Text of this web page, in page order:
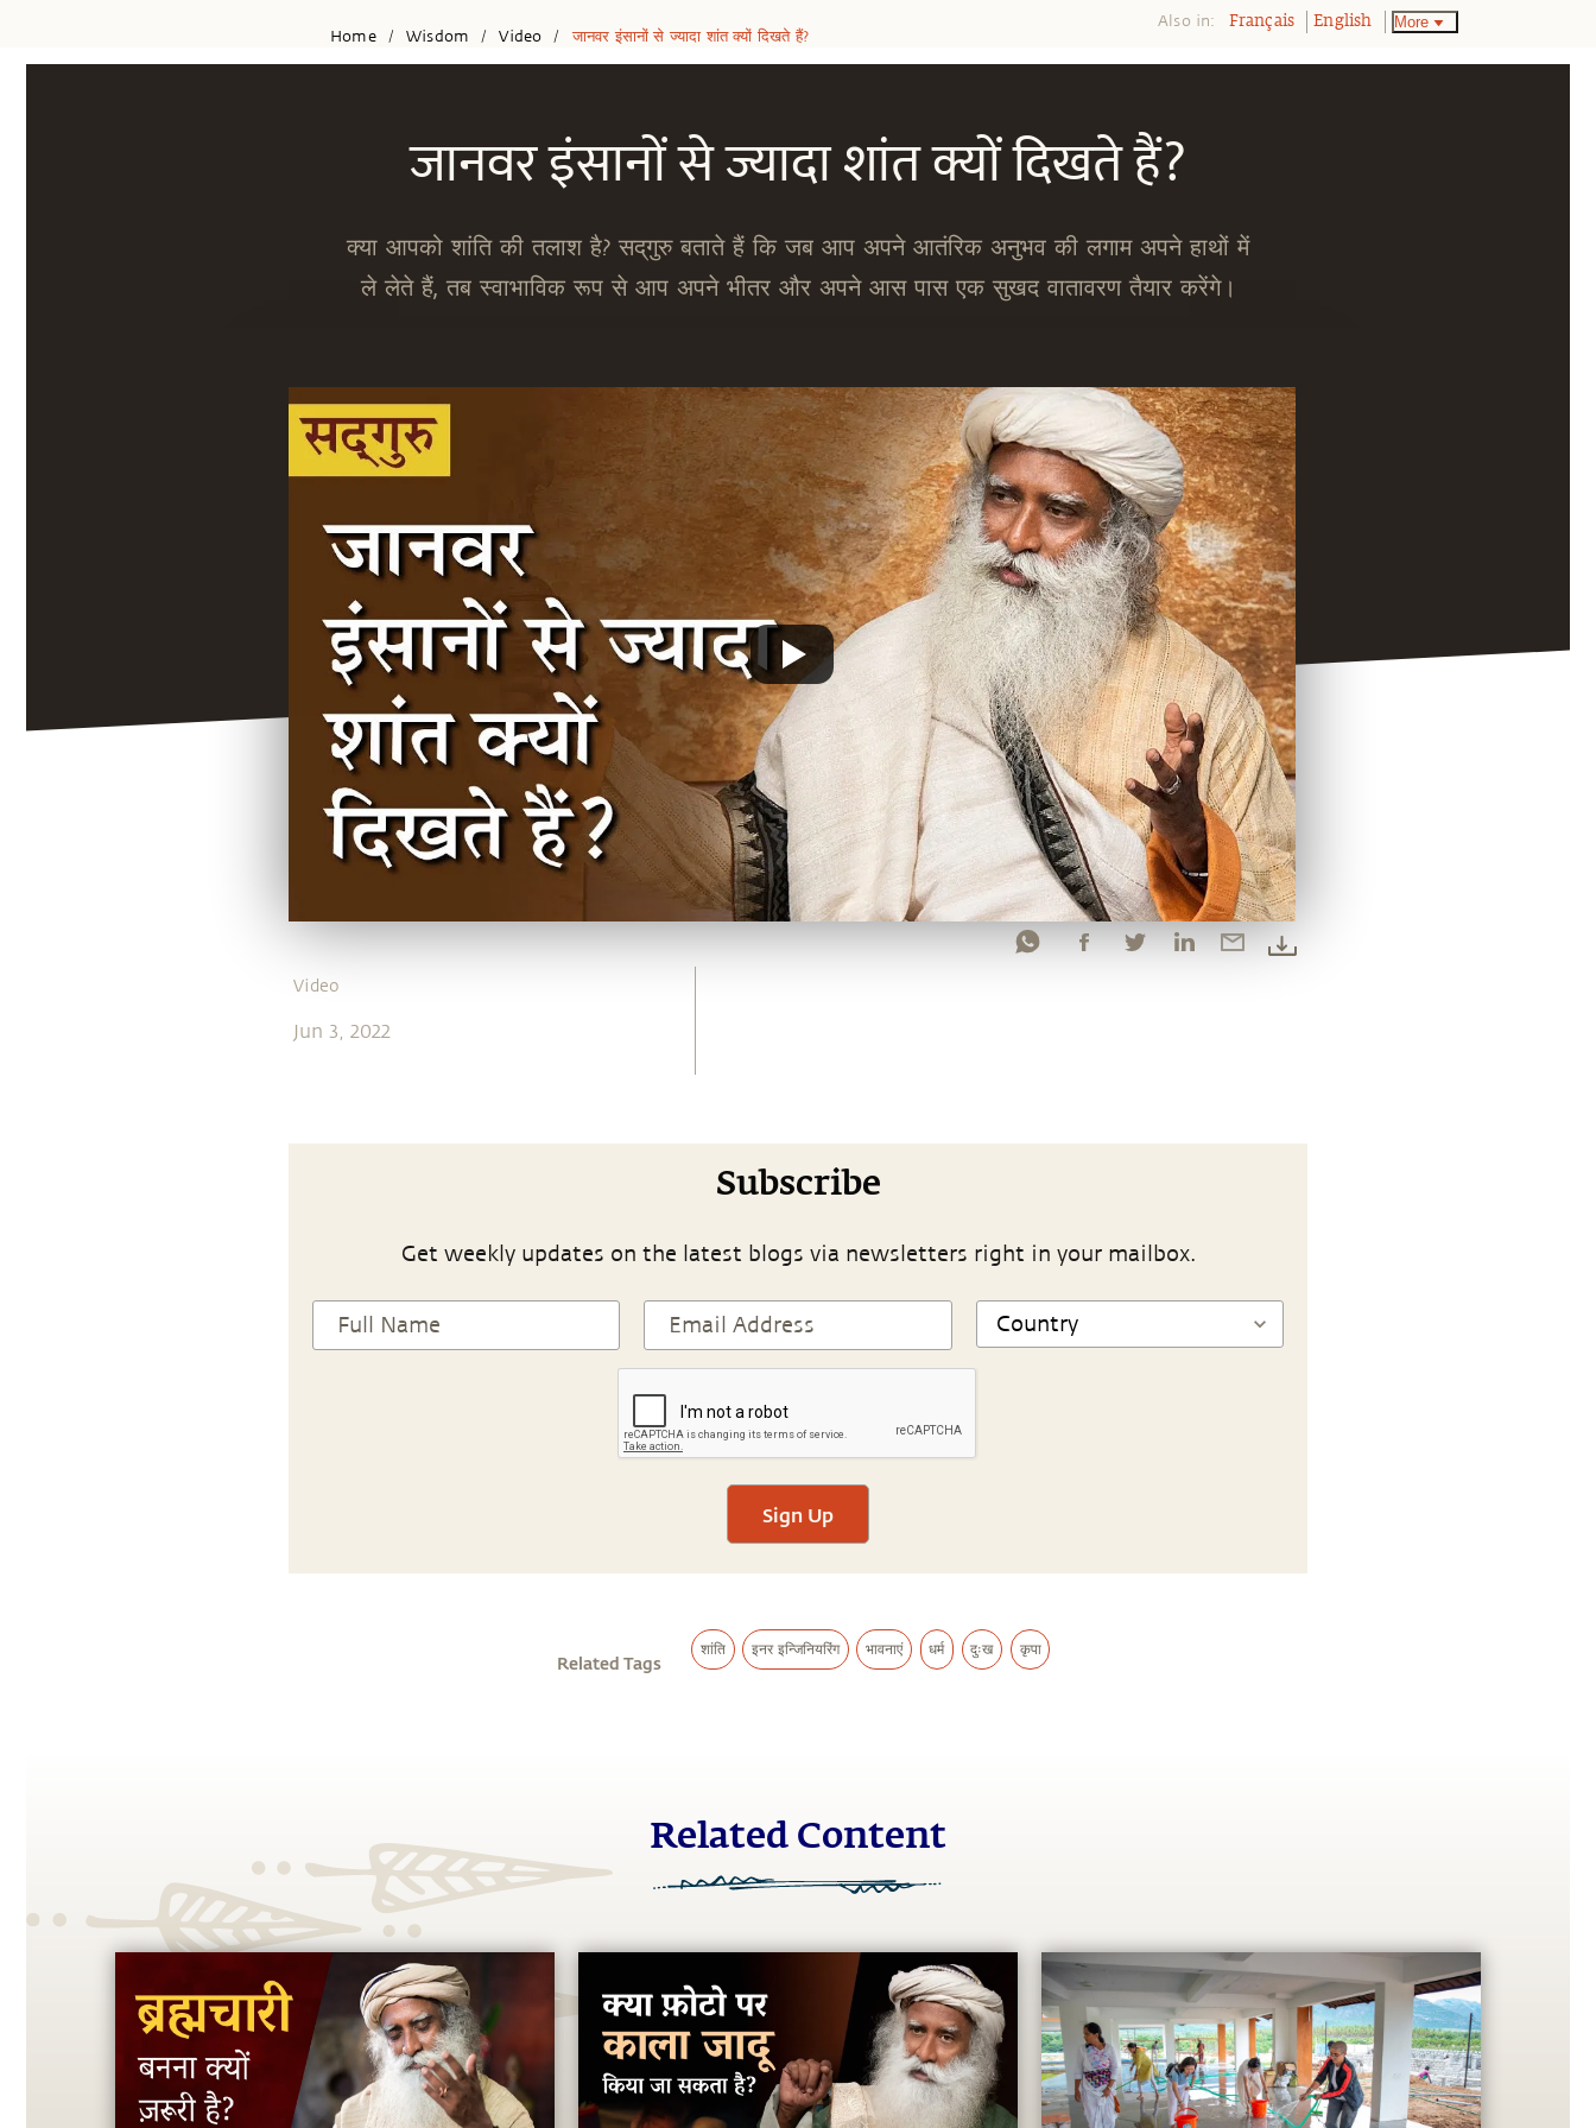
Home / Wisdom / Video / जानवर इंसानों से ज्यादा शांत क्यों दिखते हैं?
Also in: Français English More
जानवर इंसानों से ज्यादा शांत क्यों दिखते हैं?
क्या आपको शांति की तलाश है? सद्‌गुरु बताते हैं कि जब आप अपने आतंरिक अनुभव की लगाम अपने हाथों में
ले लेते हैं, तब स्वाभाविक रूप से आप अपने भीतर और अपने आस पास एक सुखद वातावरण तैयार करेंगे।
Video
Jun 3, 2022
Subscribe
Get weekly updates on the latest blogs via newsletters right in your mailbox.
Sign Up
Related Tags
शांति इनर इन्जिनियरिंग भावनाएं धर्म दुःख कृपा
Related Content